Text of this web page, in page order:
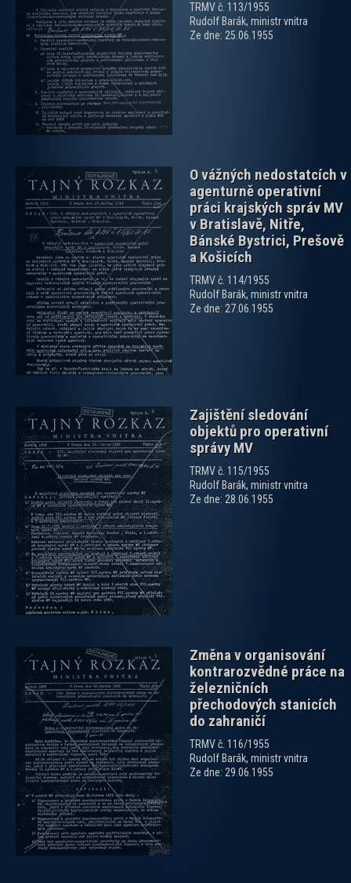
TRMV č. 113/1955
Rudolf Barák, ministr vnitra
Ze dne: 25.06.1955
O vážných nedostatcích v
agenturně operativní
práci krajských správ MV
v Bratislavě, Nitře,
Bánské Bystrici, Prešově
a Košicích
TRMV č. 114/1955
Rudolf Barák, ministr vnitra
Ze dne: 27.06.1955
zobrazit PDF dokument
Zajištění sledování
objektů pro operativní
správy MV
TRMV č. 115/1955
Rudolf Barák, ministr vnitra
Ze dne: 28.06.1955
zobrazit PDF dokument
Změna v organisování
kontrarozvědné práce na
železničních
přechodových stanicích
do zahraničí
TRMV č. 116/1955
Rudolf Barák, ministr vnitra
Ze dne: 29.06.1955
zobrazit PDF dokument